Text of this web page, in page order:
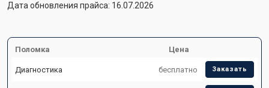
Дата обновления прайса: 16.07.2026
Поломка Цена
Диагностика бесплатно Заказать